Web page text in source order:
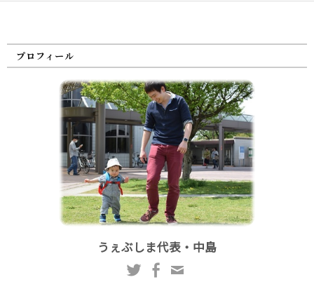
プロフィール
うぇぶしま代表・中島